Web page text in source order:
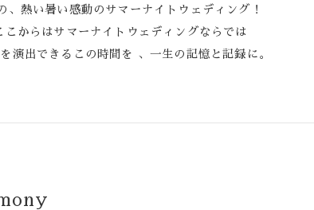
熱い暑い感動のサマーナイトウェディング！
からはサマーナイトウェディングならでは
演出できるこの時間を 、一生の記憶と記録に。